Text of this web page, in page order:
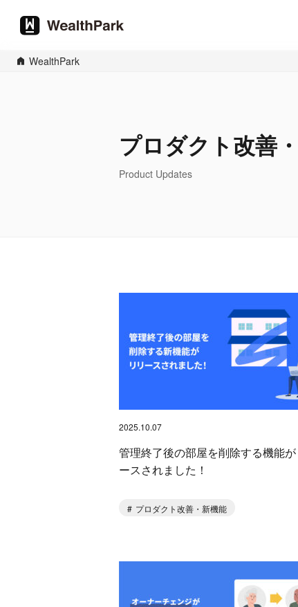
WealthPark
プロダクト改善
Product Updates
2025.10.07
管理終了後の部屋を削除する機能が
ースされました！
プロダクト改善・新機能